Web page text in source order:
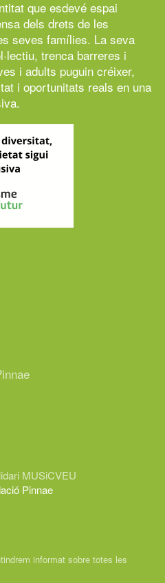
que esdevé espai
dels drets de les
seves famílies. La seva
trenca barreres i
i adults puguin créixer,
i oportunitats reals en una
MUSiCVEU
Pinnae
informat sobre totes les